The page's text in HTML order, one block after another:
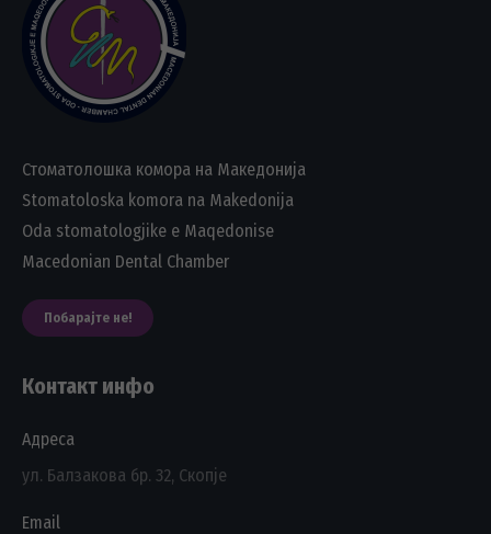
Стоматолошка комора на Македонија
Stomatoloska komora na Makedonija
Oda stomatologjike e Maqedonise
Macedonian Dental Chamber
Побарајте не!
Контакт инфо
Адреса
ул. Балзакова бр. 32, Скопје
Email